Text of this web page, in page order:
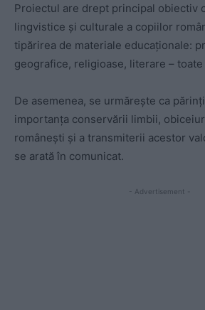
Proiectul are drept principal obiectiv
lingvistice și culturale a copiilor
tipărirea de materiale educaționale:
geografice, religioase, literare –
De asemenea, se urmărește ca
importanța conservării limbii,
românești și a transmiterii acestor
se arată în comunicat.
- Advertisement -